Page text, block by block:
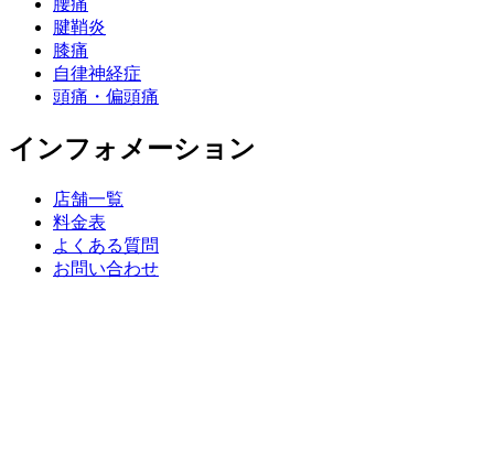
腰痛
腱鞘炎
膝痛
自律神経症
頭痛・偏頭痛
インフォメーション
店舗一覧
料金表
よくある質問
お問い合わせ